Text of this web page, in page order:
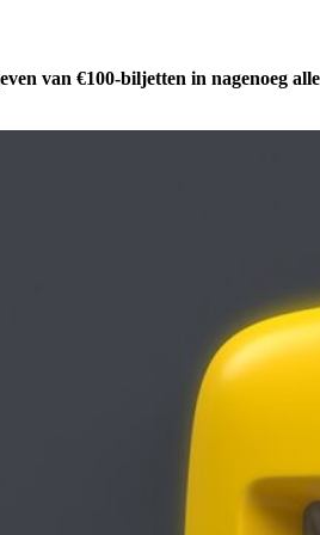
van €100-biljetten in nagenoeg